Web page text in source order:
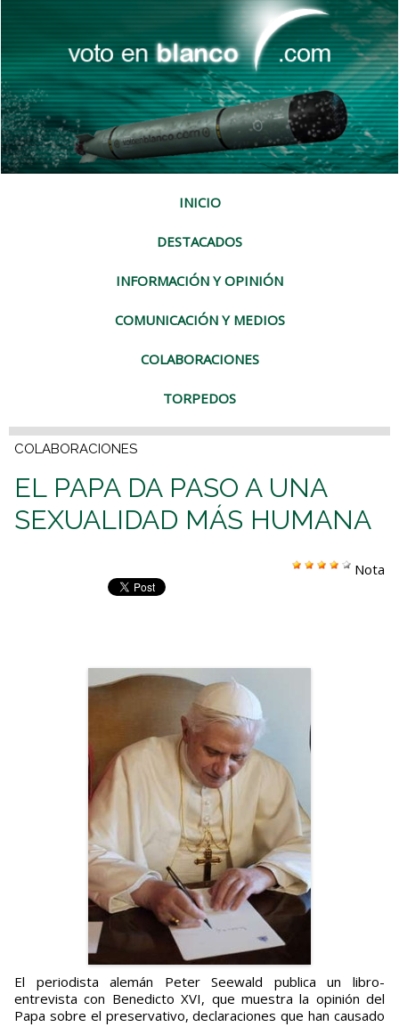
INICIO
DESTACADOS
INFORMACIÓN Y OPINIÓN
COMUNICACIÓN Y MEDIOS
COLABORACIONES
TORPEDOS
COLABORACIONES
EL PAPA DA PASO A UNA
SEXUALIDAD MÁS HUMANA
Nota
El pe­riodista alemán Peter Seewald publica un libro-
entrevista con Benedicto XVI, que muestra la opi­nión del
Papa sobre el preserva­tivo, declaraciones que han causado